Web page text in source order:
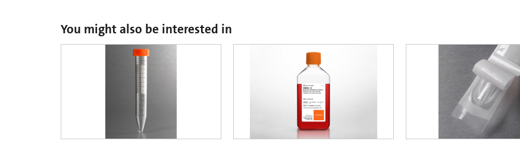
You might also be interested in